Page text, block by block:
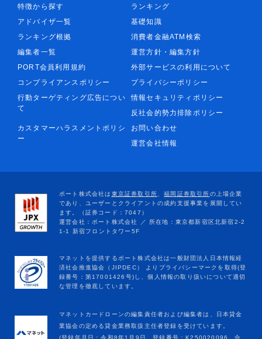
特徴から探す
ランキング
アドバイザ一覧
基礎知識
ランキング根拠
消費者金融ATM検索
編集者一覧
運営方針・編集方針
PORT会員利用規約
外部サービスの利用について
コンプライアンスポリシー
プライバシーポリシー
行動ターゲティング広告につい
て
情報セキュリティポリシー
反社会的勢力排除ポリシー
カスタマーハラスメントポリシ
ー
お問い合わせ
運営会社情報
マネットカードローンの編集責任者および編集者は、日本貸金
業協会の定める貸金業務取扱主任者登録を受けています。
(登録年月日：令和8年1月9日、登録番号：K250020096、合